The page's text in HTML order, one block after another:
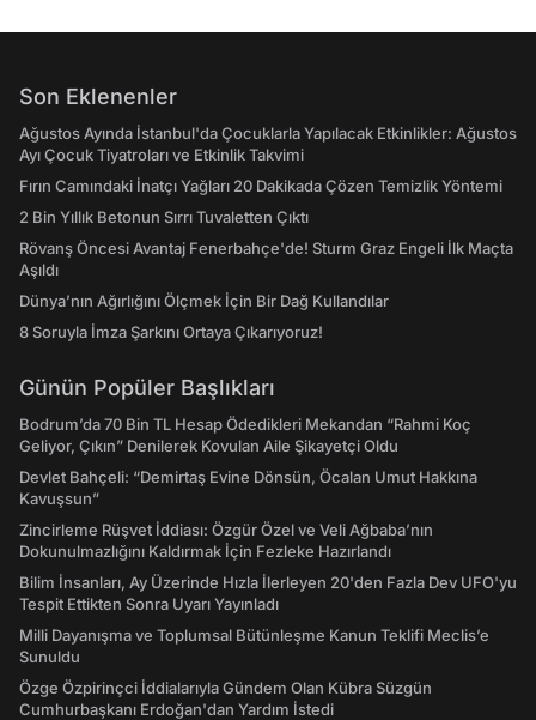
Son Eklenenler
Ağustos Ayında İstanbul'da Çocuklarla Yapılacak Etkinlikler: Ağustos
Ayı Çocuk Tiyatroları ve Etkinlik Takvimi
Fırın Camındaki İnatçı Yağları 20 Dakikada Çözen Temizlik Yöntemi
2 Bin Yıllık Betonun Sırrı Tuvaletten Çıktı
Rövanş Öncesi Avantaj Fenerbahçe'de! Sturm Graz Engeli İlk Maçta
Aşıldı
Dünya’nın Ağırlığını Ölçmek İçin Bir Dağ Kullandılar
8 Soruyla İmza Şarkını Ortaya Çıkarıyoruz!
Günün Popüler Başlıkları
Bodrum’da 70 Bin TL Hesap Ödedikleri Mekandan “Rahmi Koç
Geliyor, Çıkın” Denilerek Kovulan Aile Şikayetçi Oldu
Devlet Bahçeli: “Demirtaş Evine Dönsün, Öcalan Umut Hakkına
Kavuşsun”
Zincirleme Rüşvet İddiası: Özgür Özel ve Veli Ağbaba’nın
Dokunulmazlığını Kaldırmak İçin Fezleke Hazırlandı
Bilim İnsanları, Ay Üzerinde Hızla İlerleyen 20'den Fazla Dev UFO'yu
Tespit Ettikten Sonra Uyarı Yayınladı
Milli Dayanışma ve Toplumsal Bütünleşme Kanun Teklifi Meclis’e
Sunuldu
Özge Özpirinçci İddialarıyla Gündem Olan Kübra Süzgün
Cumhurbaşkanı Erdoğan'dan Yardım İstedi